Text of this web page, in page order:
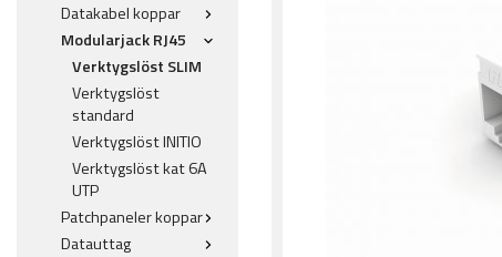
Datakabel koppar
Modularjack RJ45
Verktygslöst SLIM
Verktygslöst
standard
Verktygslöst INITIO
Verktygslöst kat 6A
UTP
Patchpaneler koppar
Datauttag